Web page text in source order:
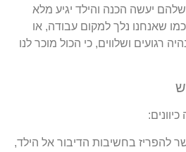
יעשה הכנה והילד יגיע מלא
כמו שאנחנו נלך למקום עבודה, או
רגועים ושלווים, כי הכול מוכר לנו
להפריז בחשיבות הדיבור אל הילד,